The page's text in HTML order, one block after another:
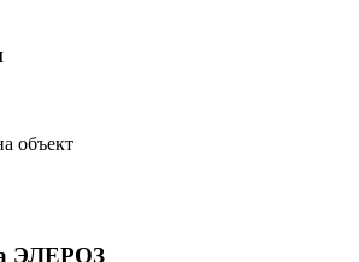
объект
ЭЛЕРОЗ